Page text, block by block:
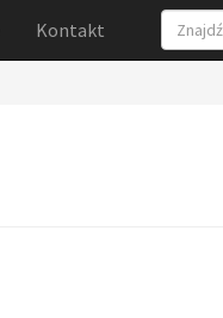
Kontakt